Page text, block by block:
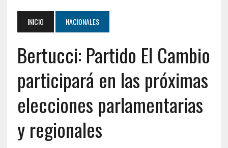
INICIO NACIONALES
Bertucci: Partido El Cambio
participará en las próximas
elecciones parlamentarias
y regionales